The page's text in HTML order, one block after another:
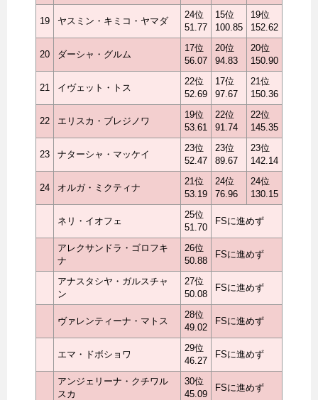
19 ヤスミン・キミコ・ヤマダ
24位
51.77
15位
100.85
19位
152.62
20 ダーシャ・グルム
17位
56.07
20位
94.83
20位
150.90
21 イヴェット・トス
22位
52.69
17位
97.67
21位
150.36
22 エリスカ・ブレジノワ
19位
53.61
22位
91.74
22位
145.35
23 ナターシャ・マッケイ
23位
52.47
23位
89.67
23位
142.14
24 オルガ・ミクティナ
21位
53.19
24位
76.96
24位
130.15
ネリ・イオフェ
25位
51.70
FSに進めず
アレクサンドラ・ゴロフキ
ナ
26位
50.88
FSに進めず
アナスタシヤ・ガルスチャ
ン
27位
50.08
FSに進めず
ヴァレンティーナ・マトス
28位
49.02
FSに進めず
エマ・ドボショワ
29位
46.27
FSに進めず
アンジェリーナ・クチワル
スカ
30位
45.09
FSに進めず